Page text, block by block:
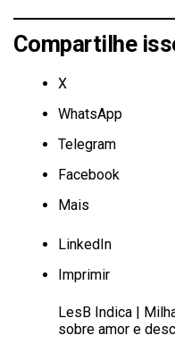
Compartilhe
X
WhatsApp
Telegram
Facebook
Mais
LinkedIn
Imprimir
LesB Indica |
sobre amor e